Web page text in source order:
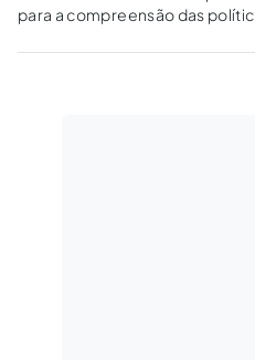
para a compreensão das
igualdade de George Orwell,